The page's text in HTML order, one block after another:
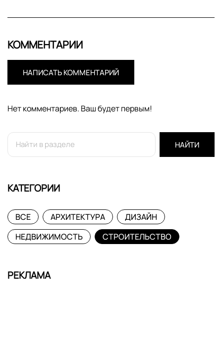
КОММЕНТАРИИ
НАПИСАТЬ КОММЕНТАРИЙ
Нет комментариев. Ваш будет первым!
НАЙТИ
КАТЕГОРИИ
ВСЕ АРХИТЕКТУРА
ДИЗАЙН
НЕДВИЖИМОСТЬ
СТРОИТЕЛЬСТВО
РЕКЛАМА